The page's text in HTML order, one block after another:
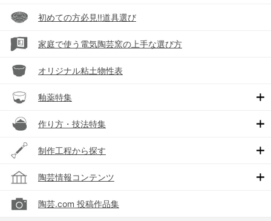
初めての方必見!!道具選び
家庭で使う電気陶芸窯の上手な選び方
オリジナル粘土物性表
釉薬特集
作り方・技法特集
制作工程から探す
陶芸情報コンテンツ
陶芸.com 投稿作品集